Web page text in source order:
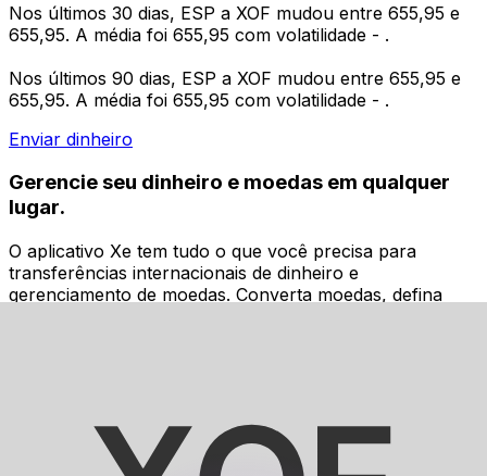
Nos últimos 30 dias, ESP a XOF mudou entre 655,95 e
655,95. A média foi 655,95 com volatilidade - .
Nos últimos 90 dias, ESP a XOF mudou entre 655,95 e
655,95. A média foi 655,95 com volatilidade - .
Enviar dinheiro
Gerencie seu dinheiro e moedas em qualquer
lugar.
O aplicativo Xe tem tudo o que você precisa para
transferências internacionais de dinheiro e
gerenciamento de moedas. Converta moedas, defina